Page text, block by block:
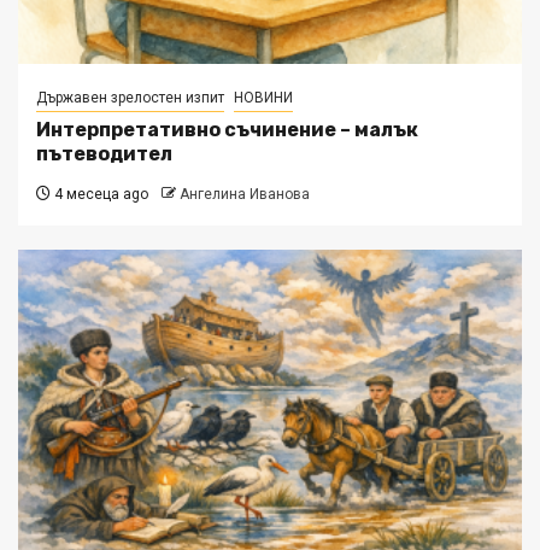
Държавен зрелостен изпит НОВИНИ
Интерпретативно съчинение – малък
пътеводител
4 месеца ago Ангелина Иванова